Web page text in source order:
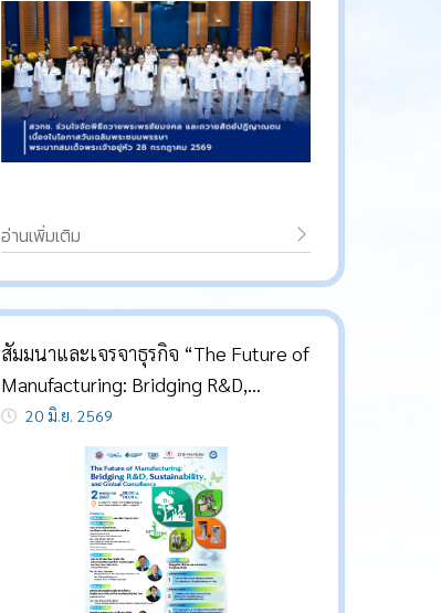
กรกฎาคม 2569
อ่านเพิ่มเติม
สัมมนาและเจรจาธุรกิจ “The Future of
Manufacturing: Bridging R&D,
Sustainability, and Global
Compliance”
20 มิ.ย. 2569